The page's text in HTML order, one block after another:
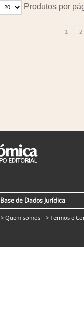
Produtos por
1 2
Base de Dados Jurídica
> Quem somos > Termos e